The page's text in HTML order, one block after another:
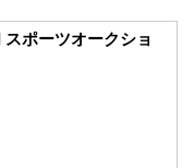
ポーツオークショ